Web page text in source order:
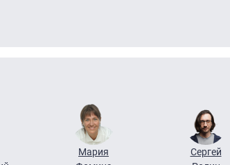
Мария
Сергей